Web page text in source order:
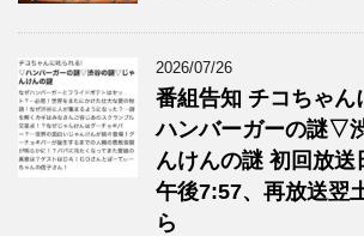
2026/07/26
番組告知 チコちゃ
ハンバーガーの謎▽
んけんの謎 初回放送
午後7:57、再放送翌
ら